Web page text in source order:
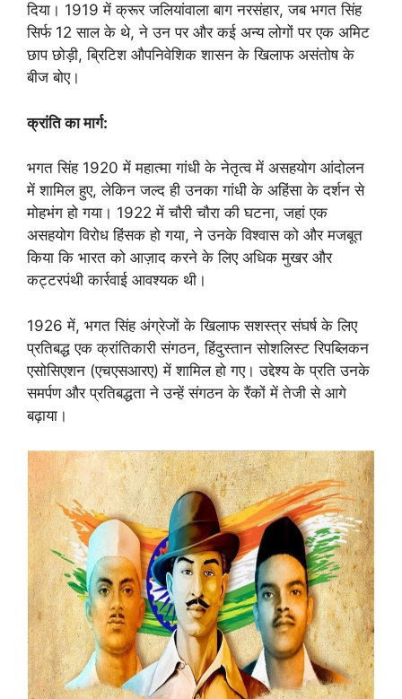
दिया। 1919 में क्रूर जलियांवाला बाग नरसंहार, जब भगत सिंह
सिर्फ 12 साल के थे, ने उन पर और कई अन्य लोगों पर एक अमिट
छाप छोड़ी, ब्रिटिश औपनिवेशिक शासन के खिलाफ असंतोष के
बीज बोए।
क्रांति का मार्ग:
भगत सिंह 1920 में महात्मा गांधी के नेतृत्व में असहयोग आंदोलन
में शामिल हुए, लेकिन जल्द ही उनका गांधी के अहिंसा के दर्शन से
मोहभंग हो गया। 1922 में चौरी चौरा की घटना, जहां एक
असहयोग विरोध हिंसक हो गया, ने उनके विश्वास को और मजबूत
किया कि भारत को आज़ाद करने के लिए अधिक मुखर और
कट्टरपंथी कार्रवाई आवश्यक थी।
1926 में, भगत सिंह अंग्रेजों के खिलाफ सशस्त्र संघर्ष के लिए
प्रतिबद्ध एक क्रांतिकारी संगठन, हिंदुस्तान सोशलिस्ट रिपब्लिकन
एसोसिएशन (एचएसआरए) में शामिल हो गए। उद्देश्य के प्रति उनके
समर्पण और प्रतिबद्धता ने उन्हें संगठन के रैंकों में तेजी से आगे
बढ़ाया।